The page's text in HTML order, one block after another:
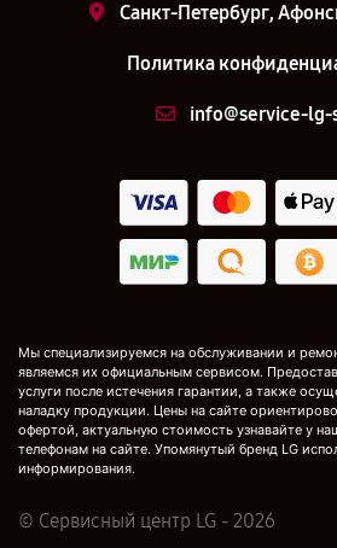
Санкт-Петербург,
Политика
info@service-lg-
Мы специализируемся на обслуживании и
являемся их официальным сервисом.
услуги после истечения гарантии, а также
наладку продукции. Цены на сайте
офертой, актуальную стоимость узнавайте у
телефонам на сайте. Упомянутый бренд LG
информирования.
© Сервисный центр LG - 2026